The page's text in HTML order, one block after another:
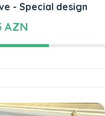
- Special design
AZN